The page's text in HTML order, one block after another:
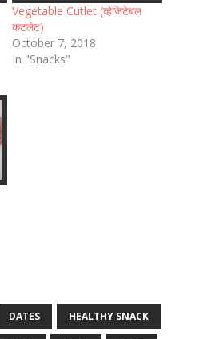
Vegetable Cutlet (व्हेजिटेबल
कटलेट)
October 7, 2018
In "Snacks"
DATES HEALTHY SNACK